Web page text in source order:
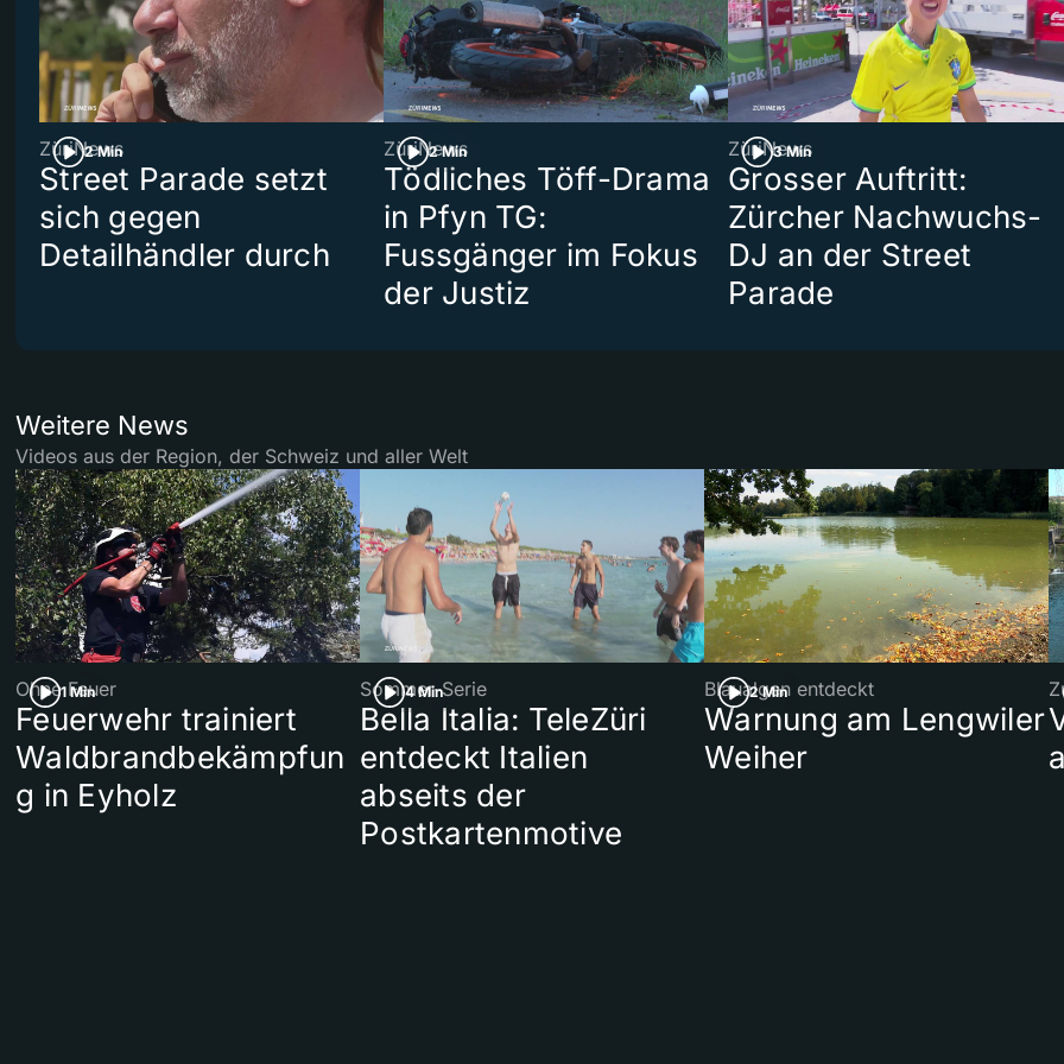
2 Min
ZüriNews
Street Parade setzt
sich gegen
Detailhändler durch
2 Min
ZüriNews
Tödliches Töff-Drama
in Pfyn TG:
Fussgänger im Fokus
der Justiz
3 Min
ZüriNews
Grosser Auftritt:
Zürcher Nachwuchs-
DJ an der Street
Parade
Weitere News
Videos aus der Region, der Schweiz und aller Welt
1 Min
Ohne Feuer
Feuerwehr trainiert
Waldbrandbekämpfun
g in Eyholz
4 Min
Sommer-Serie
Bella Italia: TeleZüri
entdeckt Italien
abseits der
Postkartenmotive
2 Min
Blaualgen entdeckt
Warnung am Lengwiler
Weiher